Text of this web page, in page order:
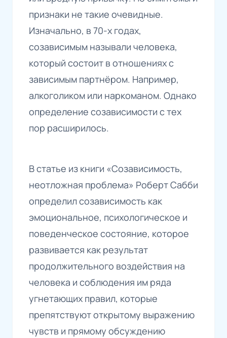
признаки не такие очевидные.
Изначально, в 70-х годах,
созависимым называли человека,
который состоит в отношениях с
зависимым партнёром. Например,
алкоголиком или наркоманом. Однако
определение созависимости с тех
пор расширилось.
В статье из книги «Созависимость,
неотложная проблема» Роберт Сабби
определил созависимость как
эмоциональное, психологическое и
поведенческое состояние, которое
развивается как результат
продолжительного воздействия на
человека и соблюдения им ряда
угнетающих правил, которые
препятствуют открытому выражению
чувств и прямому обсуждению